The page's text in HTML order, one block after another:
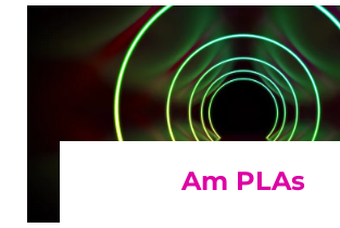
Am PLAs